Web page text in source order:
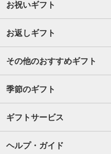
お祝いギフト
お返しギフト
その他のおすすめギフト
季節のギフト
ギフトサービス
ヘルプ・ガイド